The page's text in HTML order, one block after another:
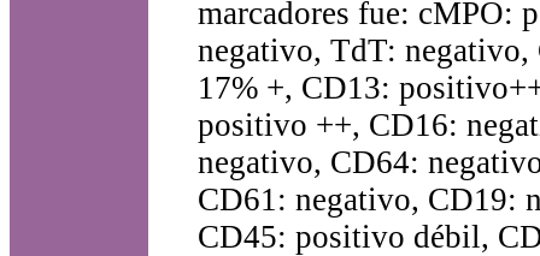
marcadores fue: cMPO:
negativo, TdT:
17% +, CD13:
positivo ++, CD16:
negativo, CD64:
CD61: negativo, CD19:
CD45: positivo débil,